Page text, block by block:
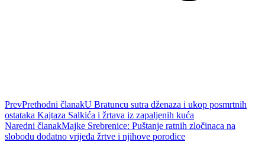
PrevPrethodni članakU Bratuncu sutra dženaza i ukop posmrtnih
ostataka Kajtaza Salkića i žrtava iz zapaljenih kuća
Naredni članakMajke Srebrenice: Puštanje ratnih zločinaca na
slobodu dodatno vrijeđa žrtve i njihove porodice